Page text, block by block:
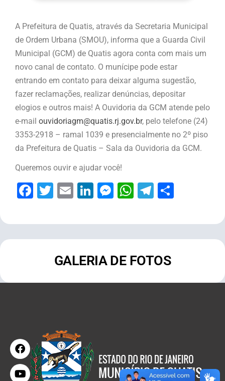
A Prefeitura de Quatis, através da Secretaria Municipal
de Ordem Urbana (SMOU), informa que a Guarda Civil
Municipal (GCM) de Quatis agora conta com mais um
novo canal de contato. O munícipe pode estar
entrando em contato para deixar alguma sugestão,
fazer reclamações, realizar denúncias, depositar
elogios e outros mais! A Ouvidoria da GCM atende pelo
e-mail ouvidoriagm@quatis.rj.gov.br, pelo telefone (24)
3353-2918 – ramal 1039 e presencialmente no 2º piso
da Prefeitura de Quatis – Sala da Ouvidoria da GCM.
Queremos ouvir e ajudar você!
Facebook
Twitter
EmailLinkedIn
Messenger
WhatsApp
Telegram
GALERIA DE FOTOS